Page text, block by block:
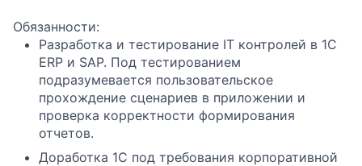
Обязанности:
Разработка и тестирование IT контролей в 1С
ERP и SAP. Под тестированием
подразумевается пользовательское
прохождение сценариев в приложении и
проверка корректности формирования
отчетов.
Доработка 1С под требования корпоративной